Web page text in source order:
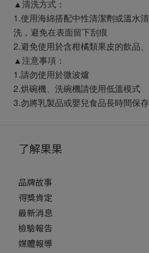
▲清洗方式：
1.使用海綿搭配中性清潔劑或溫水
洗，避免在表面留下刮痕
2.避免使用於含柑橘類果皮的飲品
▲注意事項：
1.請勿使用於微波爐
2.烘碗機、洗碗機請使用低溫模式
3.勿將乳製品或嬰兒食品長時間保
了解果果
品牌故事
得獎肯定
最新消息
檢驗報告
媒體報導